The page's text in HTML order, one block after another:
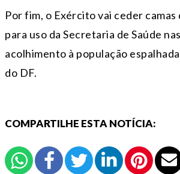
Por fim, o Exército vai ceder camas
para uso da Secretaria de Saúde
acolhimento à população
do DF.
COMPARTILHE ESTA NOTÍCIA: